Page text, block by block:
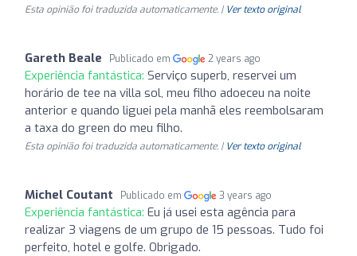
Esta opinião foi traduzida automaticamente. | Ver texto original
Gareth Beale Publicado em 2 years ago
Experiência fantástica: Serviço superb, reservei um
horário de tee na villa sol, meu filho adoeceu na noite
anterior e quando liguei pela manhã eles reembolsaram
a taxa do green do meu filho.
Esta opinião foi traduzida automaticamente. | Ver texto original
Michel Coutant Publicado em 3 years ago
Experiência fantástica: Eu já usei esta agência para
realizar 3 viagens de um grupo de 15 pessoas. Tudo foi
perfeito, hotel e golfe. Obrigado.